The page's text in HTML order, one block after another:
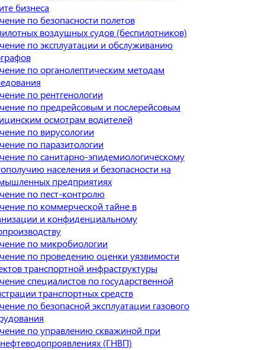
бизнеса
по безопасности полетов
воздушных судов (беспилотников)
по эксплуатации и обслуживанию
по органолептическим методам
по рентгенологии
по предрейсовым и послерейсовым
осмотрам водителей
по вирусологии
по паразитологии
по санитарно-эпидемиологическому
населения и безопасности на
предприятиях
по пест-контролю
по коммерческой тайне в
и конфиденциальному
по микробиологии
по проведению оценки уязвимости
транспортной инфраструктуры
специалистов по государственной
транспортных средств
по безопасной эксплуатации газового
по управлению скважиной при
(ГНВП)